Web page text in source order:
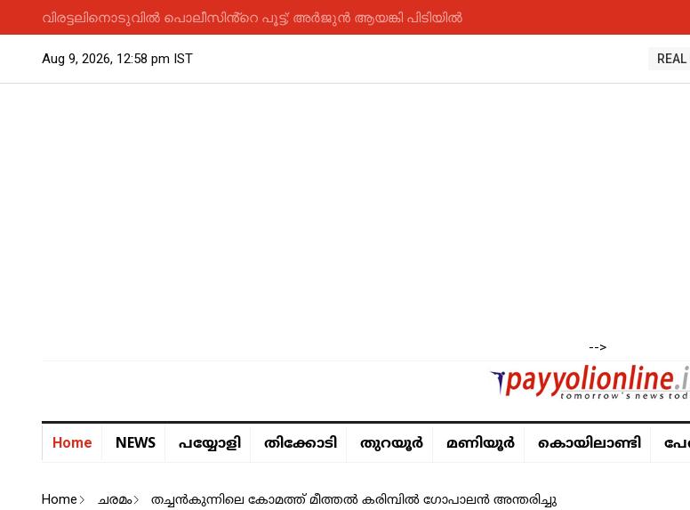
വിരട്ടലിനൊടുവിൽ പൊലീസിൻ്റെ പൂട്ട്; അർജുൻ ആയങ്കി പിടിയിൽ
Aug 9, 2026, 12:58 pm IST REAL
-->
Home NEWS പയ്യോളി തിക്കോടി തുറയൂര്‍ മണിയൂര്‍ കൊയിലാണ്ടി
Home ചരമം തച്ചൻകുന്നിലെ കോമത്ത് മീത്തൽ കരിമ്പിൽ ഗോപാലൻ അന്തരിച്ചു